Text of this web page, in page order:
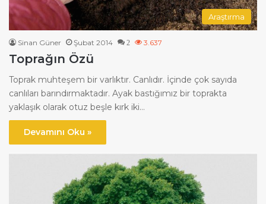
Araştırma
Sinan Güner Şubat 2014 2 3.637
Toprağın Özü
Toprak muhteşem bir varlıktır. Canlıdır. İçinde çok sayıda
canlıları barındırmaktadır. Ayak bastığımız bir toprakta
yaklaşık olarak otuz beşle kırk iki…
Devamını Oku »